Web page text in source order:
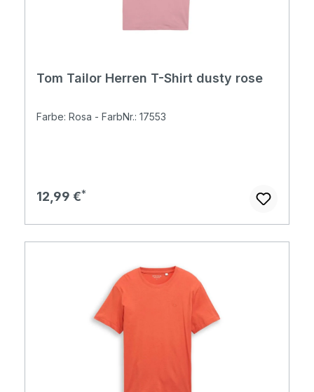
Tom Tailor Herren T-Shirt dusty rose
Farbe: Rosa - FarbNr.: 17553
Regulärer Preis:
12,99 €